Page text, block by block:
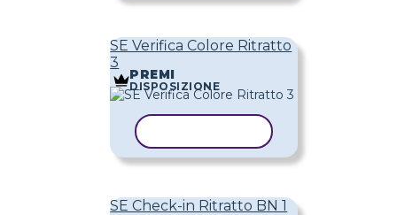
SE Verifica Colore Ritratto
3
PREMI
DISPOSIZIONE
SE Check-in Ritratto BN 1